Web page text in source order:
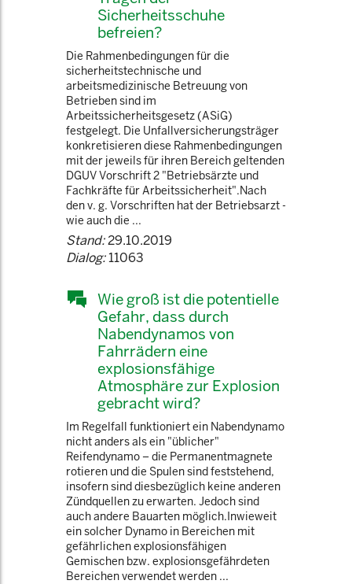
Sicherheitsschuhe
befreien?
Die Rahmenbedingungen für die
sicherheitstechnische und
arbeitsmedizinische Betreuung von
Betrieben sind im
Arbeitssicherheitsgesetz (ASiG)
festgelegt. Die Unfallversicherungsträger
konkretisieren diese Rahmenbedingungen
mit der jeweils für ihren Bereich geltenden
DGUV Vorschrift 2 "Betriebsärzte und
Fachkräfte für Arbeitssicherheit".Nach
den v. g. Vorschriften hat der Betriebsarzt -
wie auch die ...
Stand:29.10.2019
Dialog:11063
Wie groß ist die potentielle
Gefahr, dass durch
Nabendynamos von
Fahrrädern eine
explosionsfähige
Atmosphäre zur Explosion
gebracht wird?
Im Regelfall funktioniert ein Nabendynamo
nicht anders als ein "üblicher"
Reifendynamo – die Permanentmagnete
rotieren und die Spulen sind feststehend,
insofern sind diesbezüglich keine anderen
Zündquellen zu erwarten. Jedoch sind
auch andere Bauarten möglich.Inwieweit
ein solcher Dynamo in Bereichen mit
gefährlichen explosionsfähigen
Gemischen bzw. explosionsgefährdeten
Bereichen verwendet werden ...